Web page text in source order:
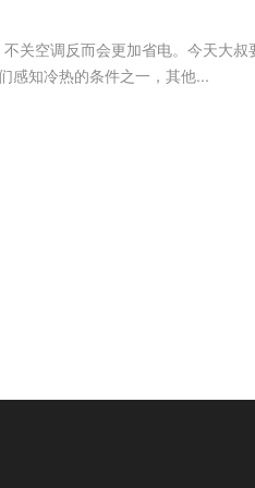
关空调反而会更加省电。今天大
感知冷热的条件之一，其他...